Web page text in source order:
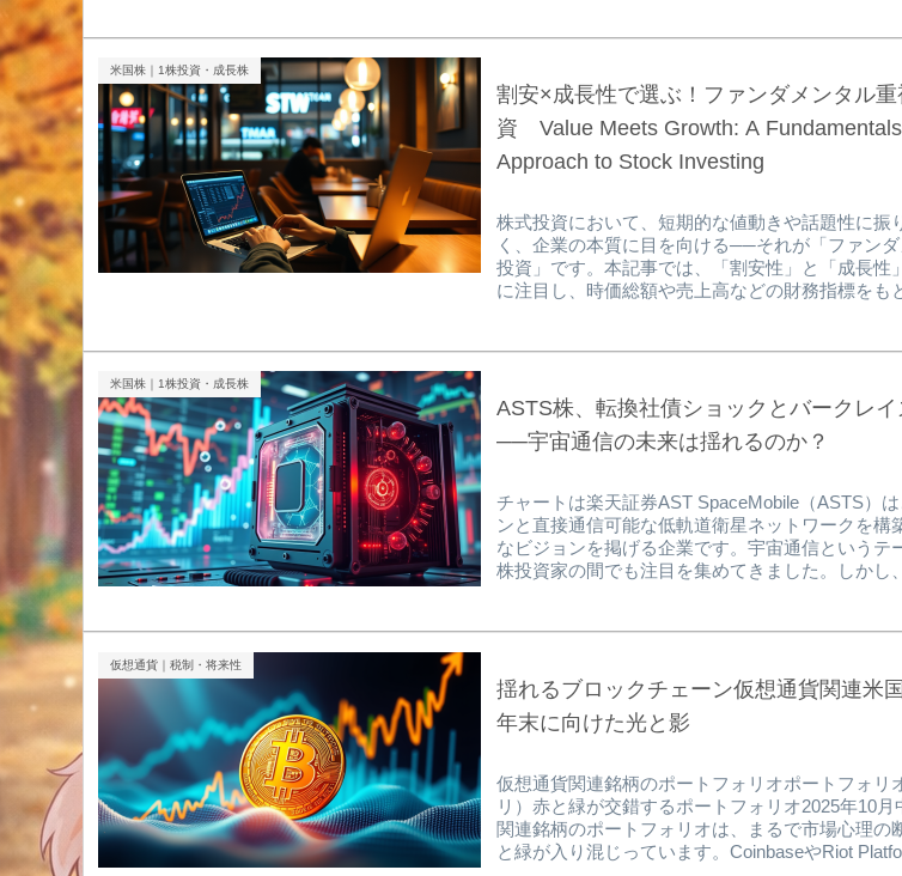
ispeed時価総額が安い米国企業は“未発掘の成長株
時価総額が数十億ドル未満の企業は「スモールキ
かし、こうした企業の中には、急成長中のテック
ビジネスモデルを持つスタートアップが含まれて
米国株｜1株投資・成長株
割安×成長性で選ぶ！ファンダメンタル
資 Value Meets Growth: A
Approach to Stock Investing
株式投資において、短期的な値動きや話題性に振
く、企業の本質に目を向ける──それが「ファン
投資」です。本記事では、「割安性」と「成長性
に注目し、時価総額や売上高などの財務指標をも
る、私が買った、RIOT ASTS は、これを元にし
なぜ、ファンダメンタル重視の銘柄選定なのか株
が短期的な値動きに反応しがちですが、そうした
ず、企業の本質的な価値に注目することが、長期
米国株｜1株投資・成長株
ASTS株、転換社債ショックとバークレ
──宇宙通信の未来は揺れるのか？
チャートは楽天証券AST SpaceMobile（ASTS）
ンと直接通信可能な低軌道衛星ネットワークを構
なビジョンを掲げる企業です。宇宙通信というテ
株投資家の間でも注目を集めてきました。しかし
時8〜14%の急落を記録しました。転換社債の中
回の社債は2032年満期・2.375%のクーポン付き
れており、ASTSはこの資金を既存債務の買い戻し
を抑える上限付きコールオプ...
仮想通貨｜税制・将来性
揺れるブロックチェーン仮想通貨関連
年末に向けた光と影
仮想通貨関連銘柄のポートフォリオポートフォリ
リ）赤と緑が交錯するポートフォリオ2025年10月
関連銘柄のポートフォリオは、まるで市場心理の
と緑が入り混じっています。CoinbaseやRiot